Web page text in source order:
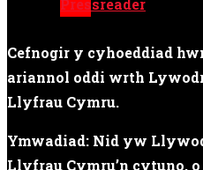
Cefnogir y cyhoeddiad
ariannol oddi wrth
Llyfrau Cymru.
Ymwadiad: Nid yw
Llyfrau Cymru’n cytuno,